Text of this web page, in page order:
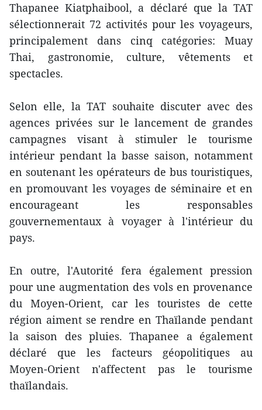
Thapanee Kiatphaibool, a déclaré que la TAT
sélectionnerait 72 activités pour les voyageurs,
principalement dans cinq catégories: Muay
Thai, gastronomie, culture, vêtements et
spectacles.
Selon elle, la TAT souhaite discuter avec des
agences privées sur le lancement de grandes
campagnes visant à stimuler le tourisme
intérieur pendant la basse saison, notamment
en soutenant les opérateurs de bus touristiques,
en promouvant les voyages de séminaire et en
encourageant les responsables
gouvernementaux à voyager à l'intérieur du
pays.
En outre, l'Autorité fera également pression
pour une augmentation des vols en provenance
du Moyen-Orient, car les touristes de cette
région aiment se rendre en Thaïlande pendant
la saison des pluies. Thapanee a également
déclaré que les facteurs géopolitiques au
Moyen-Orient n'affectent pas le tourisme
thaïlandais.